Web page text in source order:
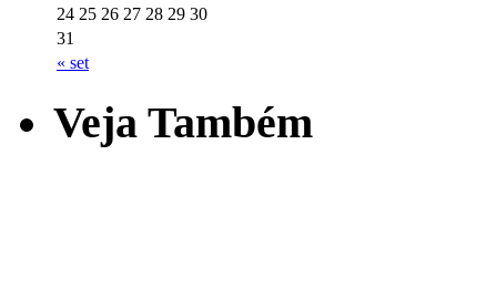
« set
24 25 26 27 28 29 30
31
Veja Também